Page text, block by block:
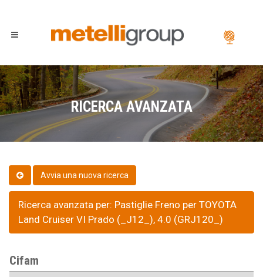
RICERCA AVANZATA
Ricerca avanzata per: Pastiglie Freno per TOYOTA
Land Cruiser VI Prado (_J12_), 4.0 (GRJ120_)
Cifam